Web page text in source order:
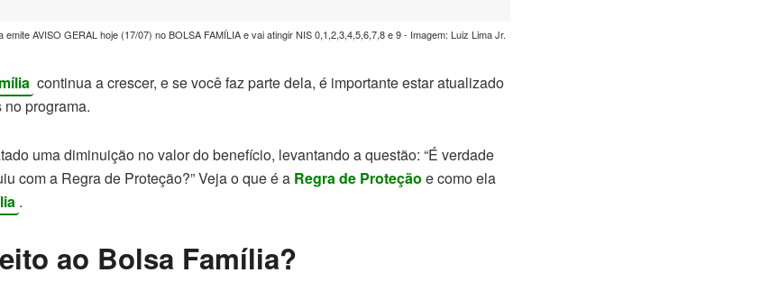
AVISO GERAL hoje (17/07) no BOLSA FAMÍLIA e vai atingir NIS 0,1,2,3,4,5,6,7,8 e 9 - Imagem: Luiz Lima Jr.
continua a crescer, e se você faz parte dela, é importante estar atualizado
programa.
uma diminuição no valor do benefício, levantando a questão: “É verdade
com a Regra de Proteção?” Veja o que é a Regra de Proteção e como ela
.
ao Bolsa Família?